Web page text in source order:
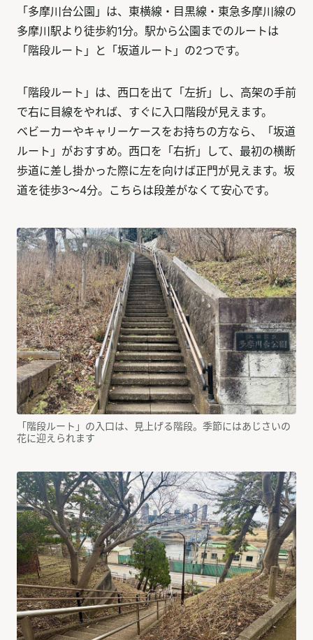
「多摩川台公園」は、東横線・目黒線・東急多摩川線の
多摩川駅より徒歩約1分。駅から公園までのルートは
「階段ルート」と「坂道ルート」の2つです。
「階段ルート」は、西口を出て「左折」し、高架の手前
で右に目線をやれば、すぐに入口階段が見えます。
ベビーカーやキャリーケースをお持ちの方なら、「坂道
ルート」がおすすめ。西口を「右折」して、最初の横断
歩道に差し掛かった際に左を向けば正門が見えます。坂
道を徒歩3～4分。こちらは段差がなくて安心です。
「階段ルート」の入口は、見上げる階段。季節にはあじさいの
花に迎えられます